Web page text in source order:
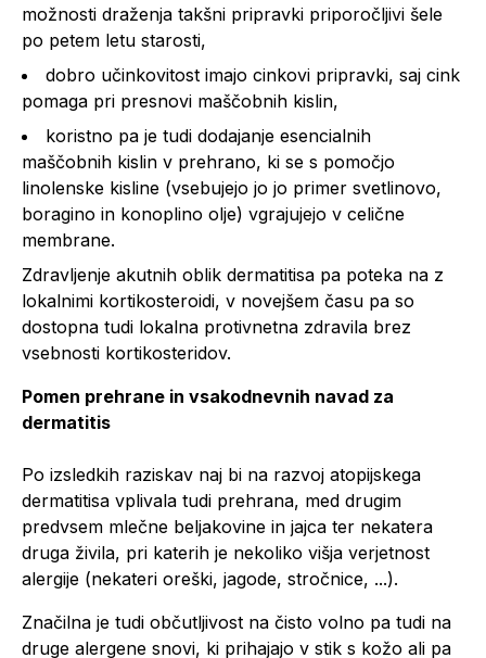
možnosti draženja takšni pripravki priporočljivi šele
po petem letu starosti,
dobro učinkovitost imajo cinkovi pripravki, saj cink
pomaga pri presnovi maščobnih kislin,
koristno pa je tudi dodajanje esencialnih
maščobnih kislin v prehrano, ki se s pomočjo
linolenske kisline (vsebujejo jo jo primer svetlinovo,
boragino in konoplino olje) vgrajujejo v celične
membrane.
Zdravljenje akutnih oblik dermatitisa pa poteka na z
lokalnimi kortikosteroidi, v novejšem času pa so
dostopna tudi lokalna protivnetna zdravila brez
vsebnosti kortikosteridov.
Pomen prehrane in vsakodnevnih navad za
dermatitis
Po izsledkih raziskav naj bi na razvoj atopijskega
dermatitisa vplivala tudi prehrana, med drugim
predvsem mlečne beljakovine in jajca ter nekatera
druga živila, pri katerih je nekoliko višja verjetnost
alergije (nekateri oreški, jagode, stročnice, ...).
Značilna je tudi občutljivost na čisto volno pa tudi na
druge alergene snovi, ki prihajajo v stik s kožo ali pa